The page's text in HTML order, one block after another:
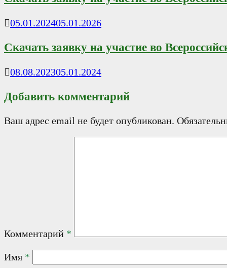
05.01.202405.01.2026
Скачать заявку на участие во
08.08.202305.01.2024
Добавить комментарий
Ваш адрес email не будет опубликован.
Комментарий *
Имя *